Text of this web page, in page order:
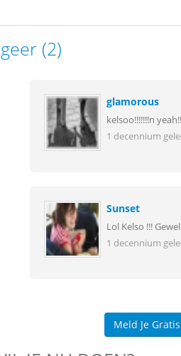
(2)
glamorous
kelsoo!!!!!!!n
1 decennium
Sunset
Lol Kelso !!!
1 decennium
Meld Je